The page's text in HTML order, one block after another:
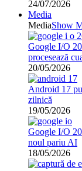
24/07/2026
Media
MediaShow
Google I/O
procesează
20/05/2026
Android 17
zilnică
19/05/2026
Google I/O
noul pariu AI
18/05/2026